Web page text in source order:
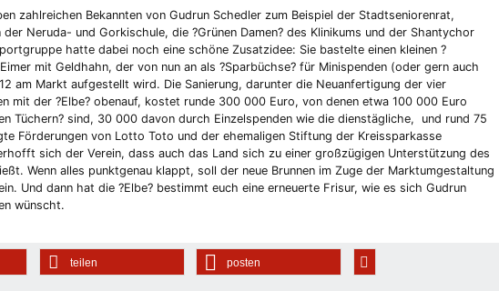
zahlreichen Bekannten von Gudrun Schedler zum Beispiel der Stadtseniorenrat,
der Neruda- und Gorkischule, die ?Grünen Damen? des Klinikums und der Shantychor
hatte dabei noch eine schöne Zusatzidee: Sie bastelte einen kleinen ?
mit Geldhahn, der von nun an als ?Sparbüchse? für Minispenden (oder gern auch
am Markt aufgestellt wird. Die Sanierung, darunter die Neuanfertigung der vier
mit der ?Elbe? obenauf, kostet runde 300 000 Euro, von denen etwa 100 000 Euro
Tüchern? sind, 30 000 davon durch Einzelspenden wie die dienstägliche, und rund 75
Förderungen von Lotto Toto und der ehemaligen Stiftung der Kreissparkasse
sich der Verein, dass auch das Land sich zu einer großzügigen Unterstützung des
Wenn alles punktgenau klappt, soll der neue Brunnen im Zuge der Marktumgestaltung
Und dann hat die ?Elbe? bestimmt euch eine erneuerte Frisur, wie es sich Gudrun
wünscht.
teilen posten